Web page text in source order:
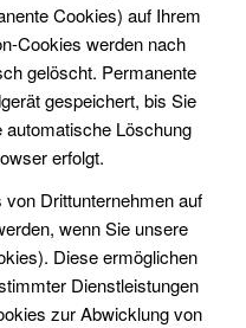
Cookies) auf Ihrem
Cookies werden nach
gelöscht. Permanente
gespeichert, bis Sie
Löschung
erfolgt.
Drittunternehmen auf
wenn Sie unsere
Diese ermöglichen
Dienstleistungen
zur Abwicklung von